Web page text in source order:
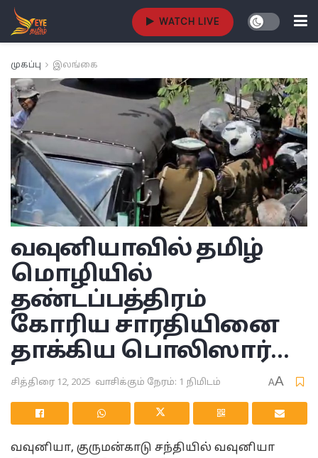
WATCH LIVE
முகப்பு இலங்கை
வவுனியாவில் தமிழ்
மொழியில்
தண்டப்பத்திரம்
கோரிய சாரதியினை
தாக்கிய பொலிஸார்…
சித்திரை 12, 2025 வாசிக்கும் நேரம்: 1 நிமிடம் AA
வவுனியா, குருமன்காடு சந்தியில் வவுனியா